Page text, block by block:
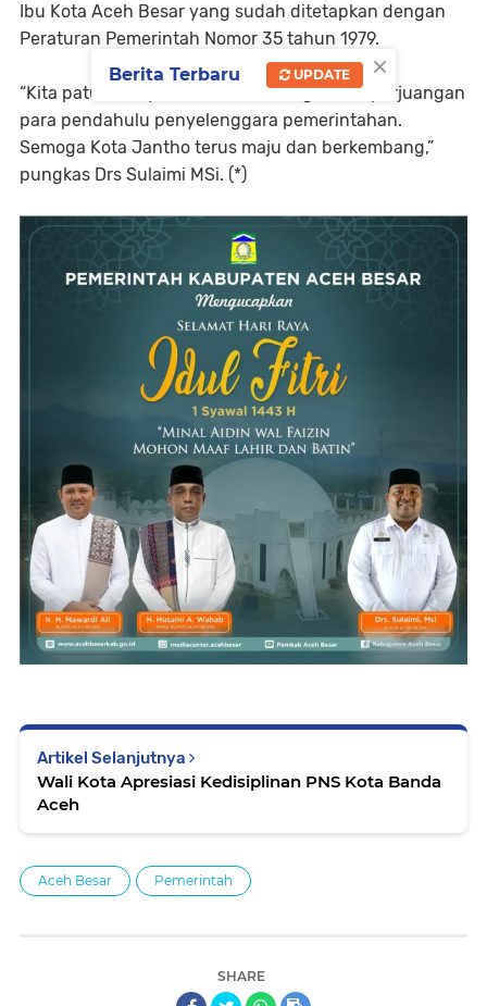
Ibu Kota Aceh Besar yang sudah ditetapkan dengan
Peraturan Pemerintah Nomor 35 tahun 1979.
“Kita patut bersyukur dan berbahagia atas perjuangan
para pendahulu penyelenggara pemerintahan.
Semoga Kota Jantho terus maju dan berkembang,”
pungkas Drs Sulaimi MSi. (*)
Artikel Selanjutnya
Wali Kota Apresiasi Kedisiplinan PNS Kota Banda
Aceh
Aceh Besar Pemerintah
SHARE
×
Berita Terbaru UPDATE